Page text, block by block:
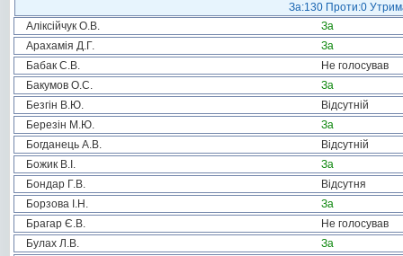
За:130 Проти:0
Аліксійчук О.В.
За
Арахамія Д.Г.
За
Бабак С.В.
Не голосував
Бакумов О.С.
За
Безгін В.Ю.
Відсутній
Березін М.Ю.
За
Богданець А.В.
Відсутній
Божик В.І.
За
Бондар Г.В.
Відсутня
Борзова І.Н.
За
Брагар Є.В.
Не голосував
Булах Л.В.
За